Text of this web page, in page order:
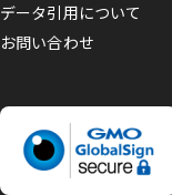
データ引用について
お問い合わせ